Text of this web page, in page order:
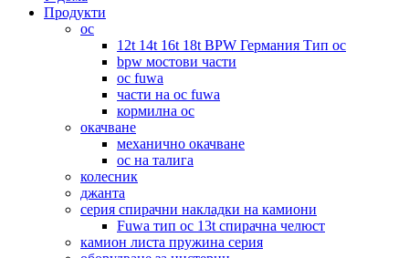
Продукти
ос
12t 14t 16t 18t BPW Германия Тип ос
bpw мостови части
ос fuwa
части на ос fuwa
кормилна ос
окачване
механично окачване
ос на талига
колесник
джанта
серия спирачни накладки на камиони
Fuwa тип ос 13t спирачна челюст
камион листа пружина серия